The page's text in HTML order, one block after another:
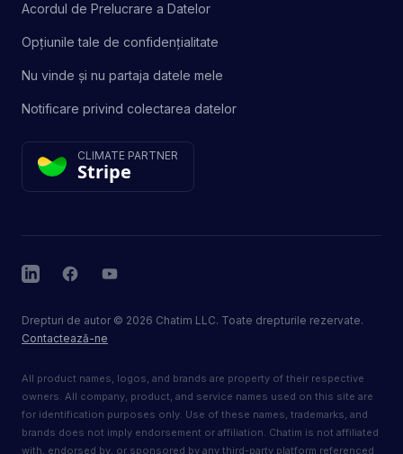
Acordul de Prelucrare a Datelor
Opțiunile tale de confidențialitate
Nu vinde și nu partaja datele mele
Notificare privind colectarea datelor
CLIMATE PARTNER
Stripe
LinkedInFacebookYouTube
Drepturi de autor © 2026 Chatim LLC. Toate drepturile rezervate.
Contactează-ne
All product names, logos, and brands are property of their respective
owners. All company, product, and service names used on this site are
for identification purposes only. Use of these names, trademarks, and
brands does not imply endorsement or affiliation. Chatim is not affiliated
with, endorsed by, or sponsored by any third-party platform referenced